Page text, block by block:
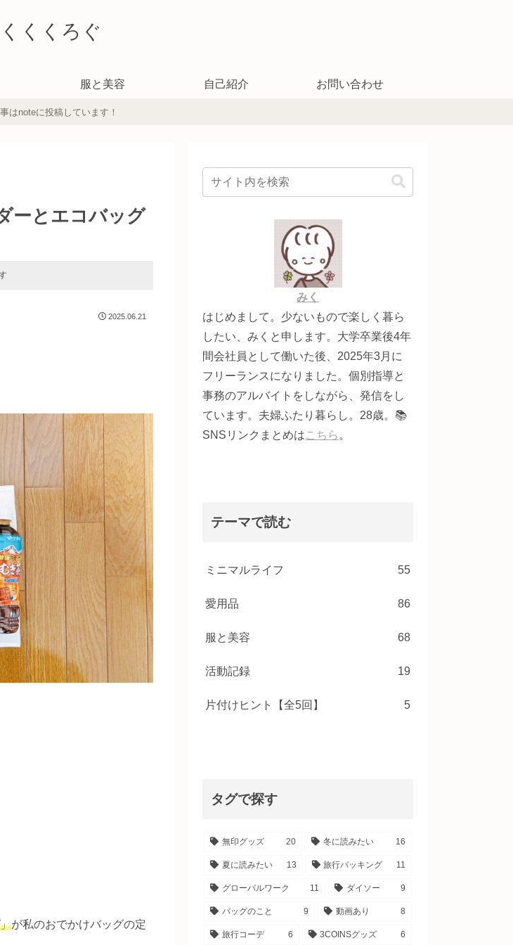
くくろぐ
服と美容 自己紹介 お問い合わせ
はnoteに投稿しています！
ーとエコバッグ
2025.06.21
」が私のおでかけバッグの定
みく
はじめまして。少ないもので楽しく暮ら
したい、みくと申します。大学卒業後4年
間会社員として働いた後、2025年3月に
フリーランスになりました。個別指導と
事務のアルバイトをしながら、発信をし
ています。夫婦ふたり暮らし。28歳。📚
SNSリンクまとめはこちら 。
テーマで読む
ミニマルライフ 55
愛用品 86
服と美容 68
活動記録 19
片付けヒント【全5回】 5
タグで探す
無印グッズ 20 冬に読みたい 16
夏に読みたい 13 旅行パッキング 11
グローバルワーク 11 ダイソー 9
バッグのこと 9 動画あり 8
旅行コーデ 6 3COINSグッズ 6